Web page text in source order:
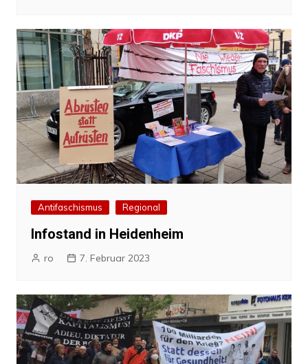
Antifaschismus Regional
Infostand in Heidenheim
ro 7. Februar 2023